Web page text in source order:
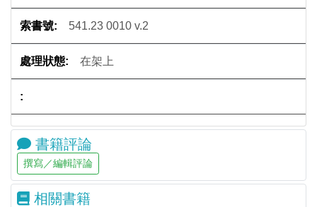
541.23 0010 v.2
在架上
書籍評論
相關書籍